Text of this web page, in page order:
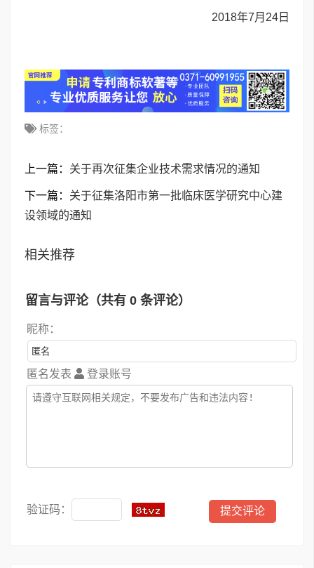
2018年7月24日
标签：
上一篇： 关于再次征集企业技术需求情况的通知
下一篇： 关于征集洛阳市第一批临床医学研究中心建
设领域的通知
相关推荐
留言与评论（共有 0 条评论）
昵称：
匿名发表 登录账号
验证码：